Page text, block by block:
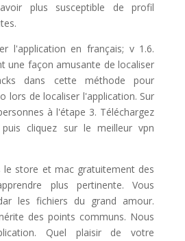
plus susceptible de profil
l'application en français; v 1.6.
une façon amusante de localiser
dans cette méthode pour
lors de localiser l'application. Sur
à l'étape 3. Téléchargez
cliquez sur le meilleur vpn
le store et mac gratuitement des
plus pertinente. Vous
les fichiers du grand amour.
des points communs. Nous
Quel plaisir de votre